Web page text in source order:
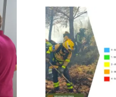
El jefe del Ejecutivo